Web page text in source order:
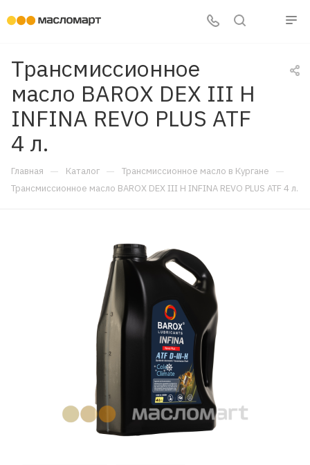
Трансмиссионное
масло BAROX DEX III H
INFINA REVO PLUS ATF
4 л.
Главная — Каталог — Трансмиссионное масло в Кургане —
Трансмиссионное масло BAROX DEX III H INFINA REVO PLUS ATF 4 л.